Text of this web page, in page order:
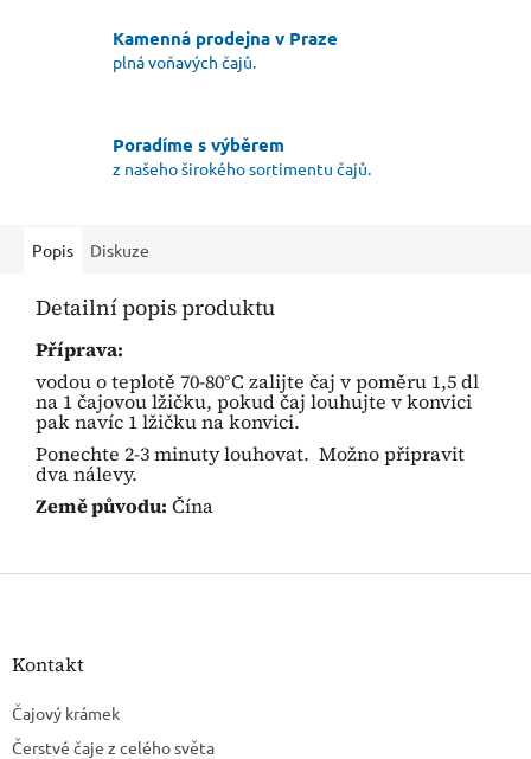
Kamenná prodejna v Praze
plná voňavých čajů.
Poradíme s výběrem
z našeho širokého sortimentu čajů.
Popis Diskuze
Detailní popis produktu
Příprava:
vodou o teplotě 70-80°C zalijte čaj v poměru 1,5 dl
na 1 čajovou lžičku, pokud čaj louhujte v konvici
pak navíc 1 lžičku na konvici.
Ponechte 2-3 minuty louhovat. Možno připravit
dva nálevy.
Země původu: Čína
Z
Kontakt
Čajový krámek
Čerstvé čaje z celého světa